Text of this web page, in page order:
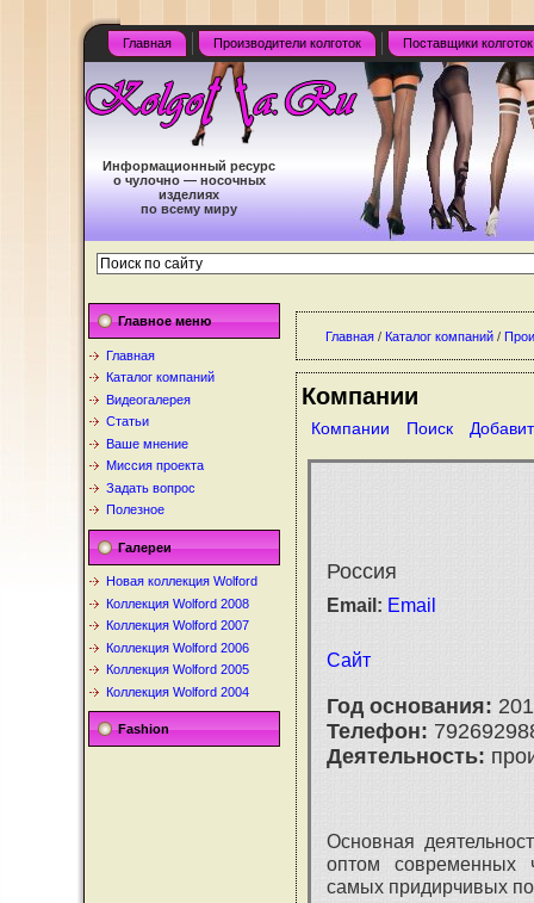
Главная Производители колготок Поставщики колготок
Информационный ресурс
о чулочно — носочных
изделиях
по всему миру
Главное меню
Главная
Каталог компаний
Видеогалерея
Статьи
Ваше мнение
Миссия проекта
Задать вопрос
Полезное
Галереи
Новая коллекция Wolford
Коллекция Wolford 2008
Коллекция Wolford 2007
Коллекция Wolford 2006
Коллекция Wolford 2005
Коллекция Wolford 2004
Fashion
Главная / Каталог компаний /
Компании
Компании Поиск
Россия
Email: Email
Сайт
Год основания:
Телефон:
Деятельность:
Основная
оптом современных
самых придирчивых